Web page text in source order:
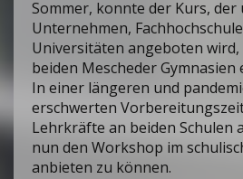
Sommer, konnte der Kurs,
Unternehmen,
Universitäten angeboten wird,
beiden Mescheder
In einer längeren und
erschwerten
Lehrkräfte an beiden Schulen
nun den Workshop im
anbieten zu können.